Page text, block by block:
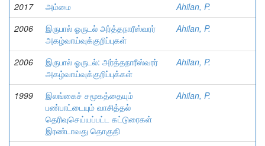
2017
அம்மை
Ahilan, P.
2006
இருபால் ஓருடல் அர்த்தநாரீஸ்வரர்
அகழ்வாய்வுக்குறிப்புகள்
Ahilan, P.
2006
இருபால் ஓருடல்: அர்த்தநாரீஸ்வரர்
அகழ்வாய்வுக்குறிப்புக்கள்
Ahilan, P.
1999
இலங்கைச் சமூகத்தையும்
பண்பாட்டையும் வாசித்தல்
தெரிவுசெய்யப்பட்ட கட்டுரைகள்
இரண்டாவது தொகுதி
Ahilan, P.